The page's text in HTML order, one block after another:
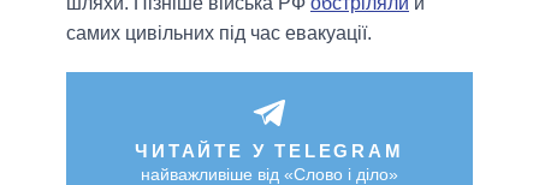
самих цивільних під час евакуації.
ЧИТАЙТЕ У TELEGRAM
найважливіше від «Слово і діло»